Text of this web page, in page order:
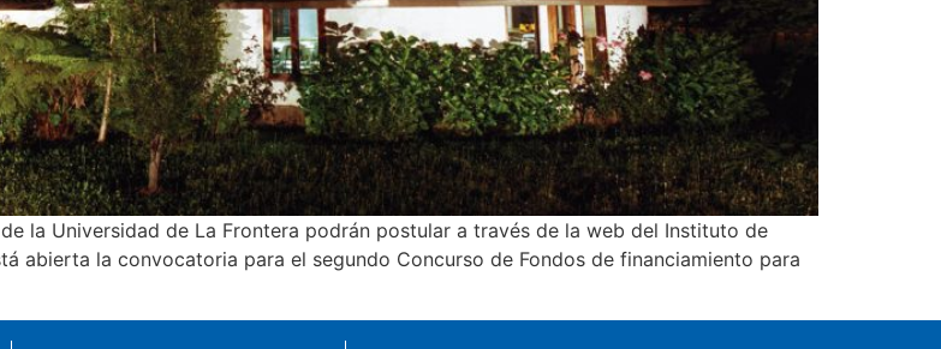
la Universidad de La Frontera podrán postular a través de la web del Instituto de
abierta la convocatoria para el segundo Concurso de Fondos de financiamiento para